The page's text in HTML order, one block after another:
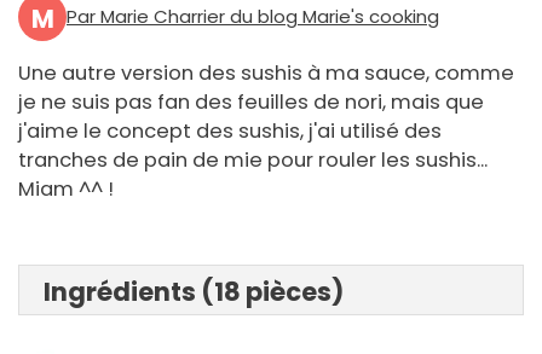
M Par Marie Charrier du blog Marie's cooking
Une autre version des sushis à ma sauce, comme
je ne suis pas fan des feuilles de nori, mais que
j'aime le concept des sushis, j'ai utilisé des
tranches de pain de mie pour rouler les sushis...
Miam ^^ !
Ingrédients (18 pièces)